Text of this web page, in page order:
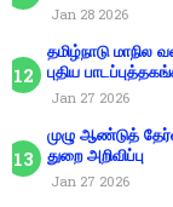
Jan 28 2026
தமிழ்நாடு மாநில
புதிய
Jan 27 2026
முழு ஆண்டுத்
துறை அறிவிப்பு
Jan 27 2026